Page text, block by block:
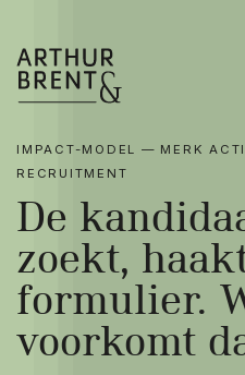
Zo werken wij
Merk bouwen
Merk doorvertalen
Merk activeren
We werken vanuit
IMPACT-MODEL — MERK
RECRUITMENT
De
zoekt,
formulier.
voorkomt